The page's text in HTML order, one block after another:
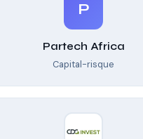
P
Partech Africa
Capital-risque